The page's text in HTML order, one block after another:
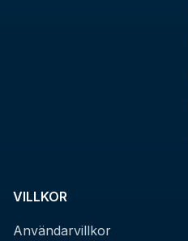
VILLKOR
Användarvillkor